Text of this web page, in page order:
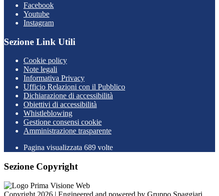
Facebook
Youtube
Instagram
Sezione Link Utili
Cookie policy
Note legali
Informativa Privacy
Ufficio Relazioni con il Pubblico
Dichiarazione di accessibilità
Obiettivi di accessibilità
Whistleblowing
Gestione consensi cookie
Amministrazione trasparente
Pagina visualizzata 689 volte
Sezione Copyright
Copyright 2026 | Engineered and powered by Gruppo Spaggiari